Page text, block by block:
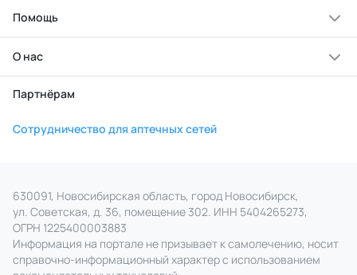
Помощь
О нас
Партнёрам
Сотрудничество для аптечных сетей
630091, Новосибирская область, город Новосибирск,
ул. Советская, д. 36, помещение 302. ИНН 5404265273,
ОГРН 1225400003883
Информация на портале не призывает к самолечению, носит
справочно‑информационный характер с использованием